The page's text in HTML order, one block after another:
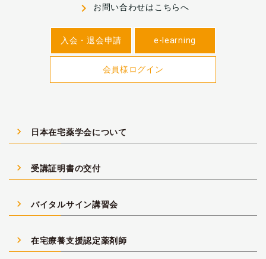
navigate_next お問い合わせはこちらへ
入会・退会申請 e-learning
会員様ログイン
navigate_next 日本在宅薬学会について
navigate_next 受講証明書の交付
navigate_next バイタルサイン講習会
navigate_next 在宅療養支援認定薬剤師